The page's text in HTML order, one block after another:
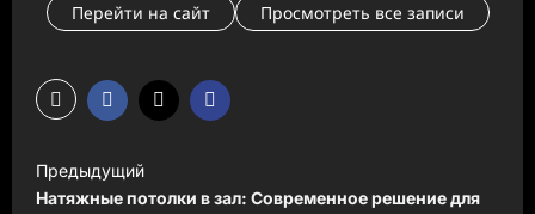
Перейти на сайт Просмотреть все записи
Н
а
Предыдущий
Натяжные потолки в зал: Современное решение для